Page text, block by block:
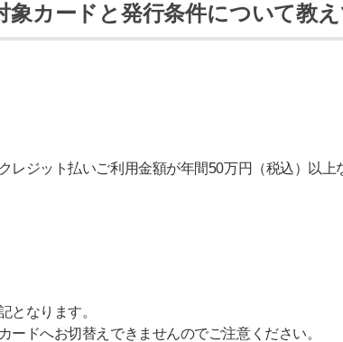
カードと発行条件について教え
レジット払いご利用金額が年間50万円（税込）以
となります。
ドへお切替えできませんのでご注意ください。